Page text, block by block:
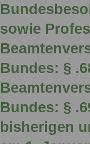
sowie
Bundes: §
Bundes: §
bisherigen